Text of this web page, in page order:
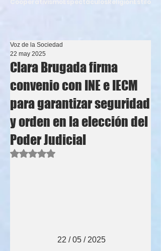
Espectáculos ReligiónEstilo
Clara Brugada firma
convenio con INE e IECM
para garantizar seguridad
y orden en la elección del
Poder Judicial
Voz de la Sociedad
22 may 2025
Obtuvo NaN de 5 estrellas.
                   22 / 05 / 2025